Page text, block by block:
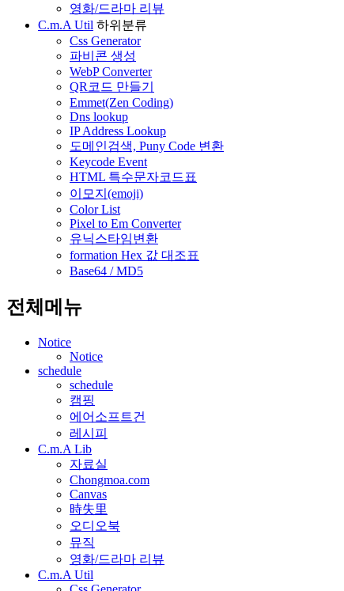
영화/드라마 리뷰
C.m.A Util 하위분류
Css Generator
파비콘 생성
WebP Converter
QR코드 만들기
Emmet(Zen Coding)
Dns lookup
IP Address Lookup
도메인검색, Puny Code 변환
Keycode Event
HTML 특수문자코드표
이모지(emoji)
Color List
Pixel to Em Converter
유닉스타임변환
formation Hex 값 대조표
Base64 / MD5
전체메뉴
Notice
Notice
schedule
schedule
캠핑
에어소프트건
레시피
C.m.A Lib
자료실
Chongmoa.com
Canvas
時失里
오디오북
뮤직
영화/드라마 리뷰
C.m.A Util